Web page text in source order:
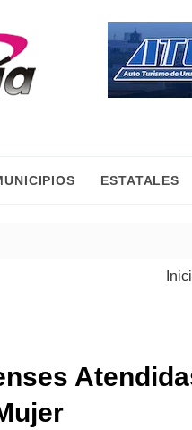
ESTATALES
Inició la